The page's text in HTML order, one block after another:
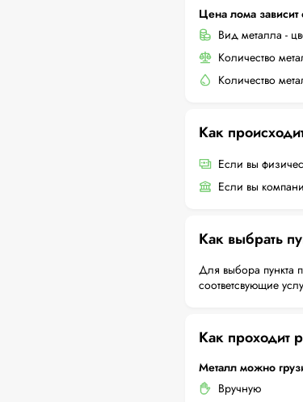
Цена лома зависит
Вид металла -
Количество
Количество
Как
Если вы
Если вы
Как выбрать
Для выбора пункта
соответсвующие
Как проходит
Металл можно
Вручную